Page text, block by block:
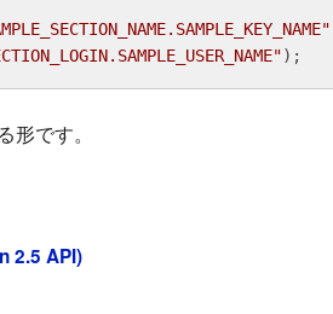
);
です。
2.5 API)